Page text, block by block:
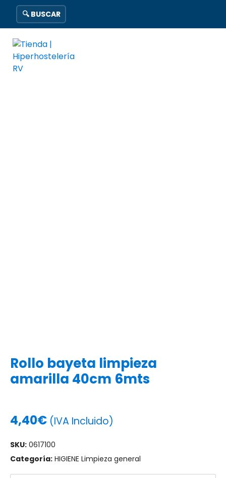
🔍 BUSCAR
Rollo bayeta limpieza
amarilla 40cm 6mts
4,40€ (IVA Incluido)
SKU: 0617100
Categoría: HIGIENE Limpieza general